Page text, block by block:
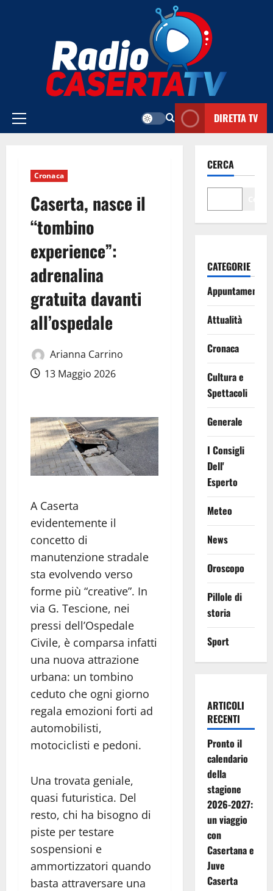
Menu
DIRETTA TV
Cronaca
Caserta, nasce il
“tombino
experience”:
adrenalina
gratuita davanti
all’ospedale
Arianna Carrino
13 Maggio 2026
A Caserta
evidentemente il
concetto di
manutenzione stradale
sta evolvendo verso
forme più “creative”. In
via G. Tescione, nei
pressi dell’Ospedale
Civile, è comparsa infatti
una nuova attrazione
urbana: un tombino
ceduto che ogni giorno
regala emozioni forti ad
automobilisti,
motociclisti e pedoni.
Una trovata geniale,
quasi futuristica. Del
resto, chi ha bisogno di
piste per testare
sospensioni e
ammortizzatori quando
basta attraversare una
CERCA
CATEGORIE
Appuntamenti
Attualità
Cronaca
Cultura e
Spettacoli
Generale
I Consigli
Dell'
Esperto
Meteo
News
Oroscopo
Pillole di
storia
Sport
ARTICOLI
RECENTI
Pronto il
calendario
della
stagione
2026-2027:
un viaggio
con
Casertana e
Juve
Caserta